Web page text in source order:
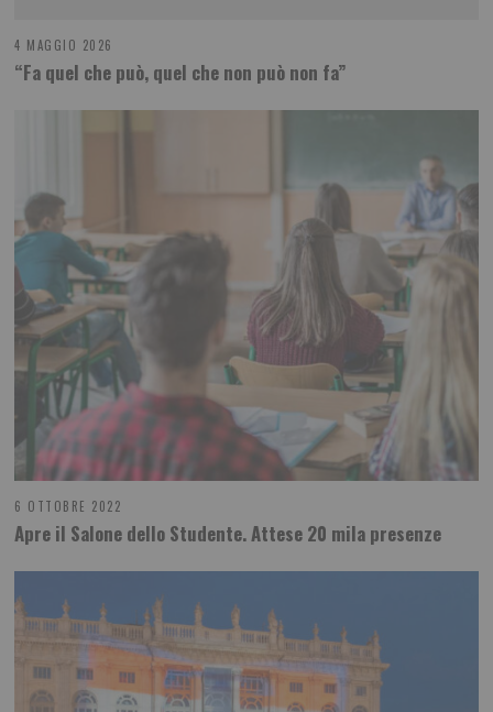
4 MAGGIO 2026
“Fa quel che può, quel che non può non fa”
6 OTTOBRE 2022
Apre il Salone dello Studente. Attese 20 mila presenze